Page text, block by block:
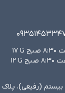
شنبه تا چهارشنبه از ساعت ۸:۳۰ صبح تا ۱۷
عصر و پنجشنبه‌ها از ساعت ۸:۳۰ صبح تا ۱۲
بیستم (رفیعی)، پلاک